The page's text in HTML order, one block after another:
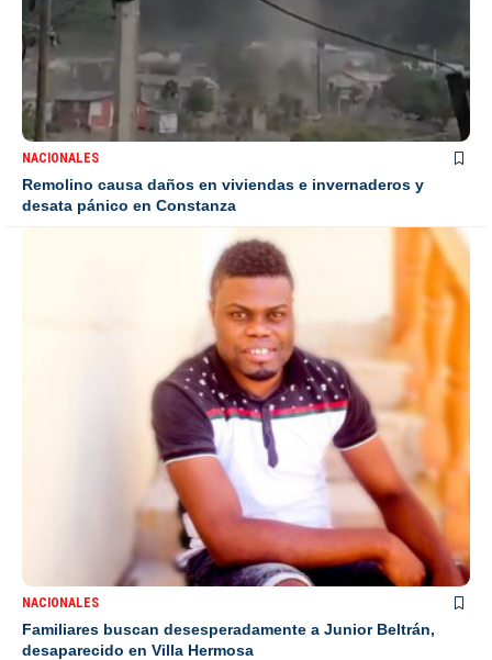
NACIONALES
Remolino causa daños en viviendas e invernaderos y
desata pánico en Constanza
NACIONALES
Familiares buscan desesperadamente a Junior Beltrán,
desaparecido en Villa Hermosa